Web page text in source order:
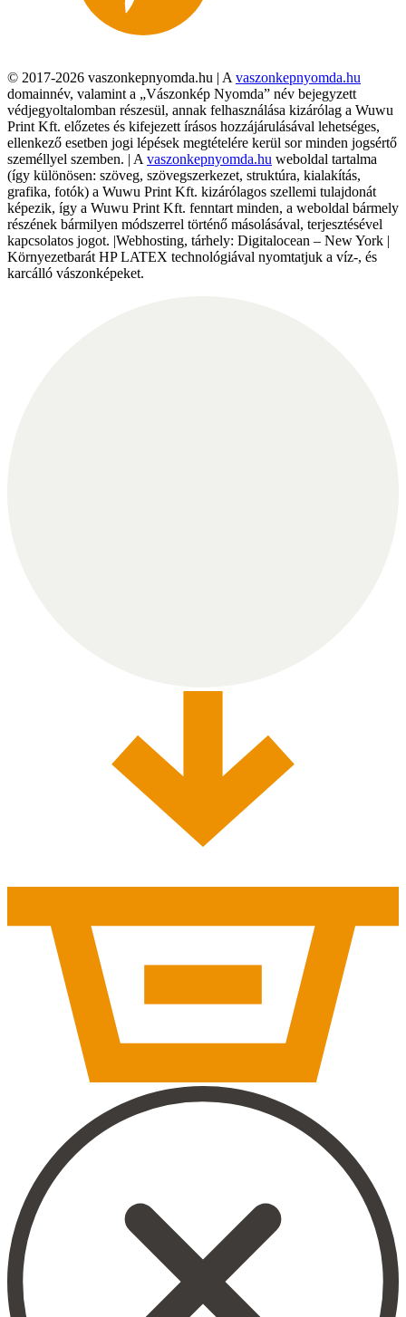
© 2017-2026 vaszonkepnyomda.hu | A vaszonkepnyomda.hu
domainnév, valamint a „Vászonkép Nyomda” név bejegyzett
védjegyoltalomban részesül, annak felhasználása kizárólag a Wuwu
Print Kft. előzetes és kifejezett írásos hozzájárulásával lehetséges,
ellenkező esetben jogi lépések megtételére kerül sor minden jogsértő
személlyel szemben. | A vaszonkepnyomda.hu weboldal tartalma
(így különösen: szöveg, szövegszerkezet, struktúra, kialakítás,
grafika, fotók) a Wuwu Print Kft. kizárólagos szellemi tulajdonát
képezik, így a Wuwu Print Kft. fenntart minden, a weboldal bármely
részének bármilyen módszerrel történő másolásával, terjesztésével
kapcsolatos jogot. |Webhosting, tárhely: Digitalocean – New York |
Környezetbarát HP LATEX technológiával nyomtatjuk a víz-, és
karcálló vászonképeket.